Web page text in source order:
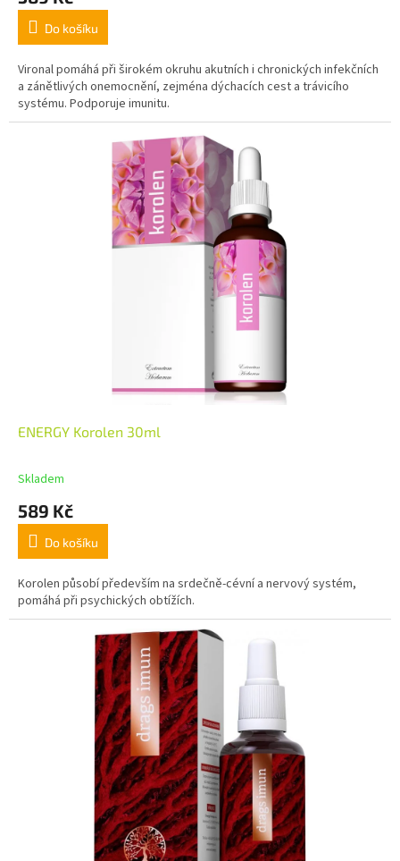
Do košíku
Vironal pomáhá při širokém okruhu akutních i chronických infekčních
a zánětlivých onemocnění, zejména dýchacích cest a trávicího
systému. Podporuje imunitu.
ENERGY Korolen 30ml
Skladem
589 Kč
Do košíku
Korolen působí především na srdečně-cévní a nervový systém,
pomáhá při psychických obtížích.